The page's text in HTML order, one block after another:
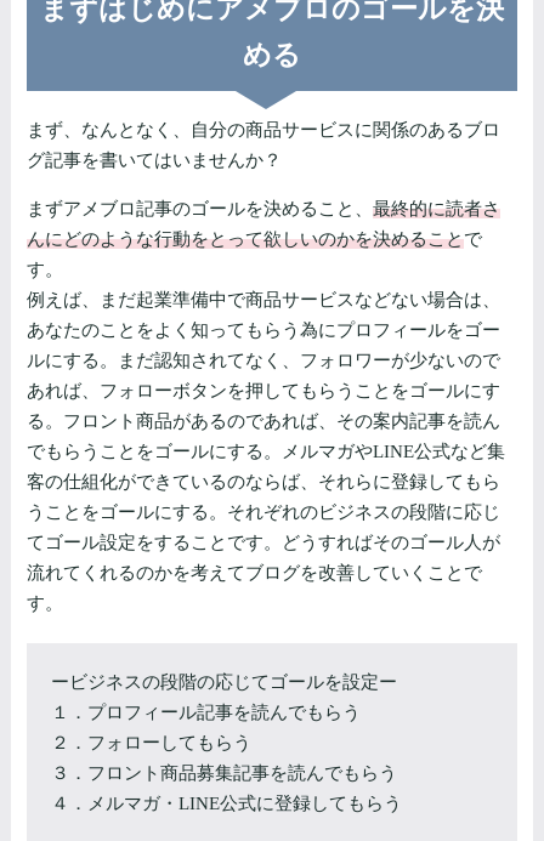
まずはじめにアメブロのゴールを決
める
まず、なんとなく、自分の商品サービスに関係のあるブロ
グ記事を書いてはいませんか？
まずアメブロ記事のゴールを決めること、最終的に読者さ
んにどのような行動をとって欲しいのかを決めることで
す。
例えば、まだ起業準備中で商品サービスなどない場合は、
あなたのことをよく知ってもらう為にプロフィールをゴー
ルにする。まだ認知されてなく、フォロワーが少ないので
あれば、フォローボタンを押してもらうことをゴールにす
る。フロント商品があるのであれば、その案内記事を読ん
でもらうことをゴールにする。メルマガやLINE公式など集
客の仕組化ができているのならば、それらに登録してもら
うことをゴールにする。それぞれのビジネスの段階に応じ
てゴール設定をすることです。どうすればそのゴール人が
流れてくれるのかを考えてブログを改善していくことで
す。
ービジネスの段階の応じてゴールを設定ー
１．プロフィール記事を読んでもらう
２．フォローしてもらう
３．フロント商品募集記事を読んでもらう
４．メルマガ・LINE公式に登録してもらう